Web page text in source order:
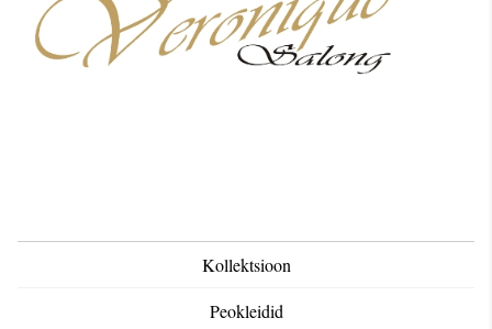
Kollektsioon
Peokleidid